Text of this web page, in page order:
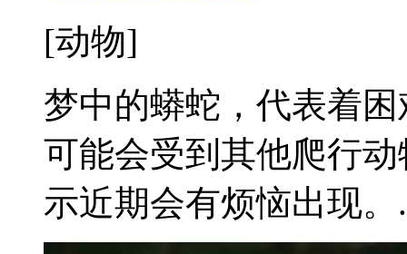
[动物]
梦中的蟒蛇，代表着
可能会受到其他爬行
示近期会有烦恼出现。